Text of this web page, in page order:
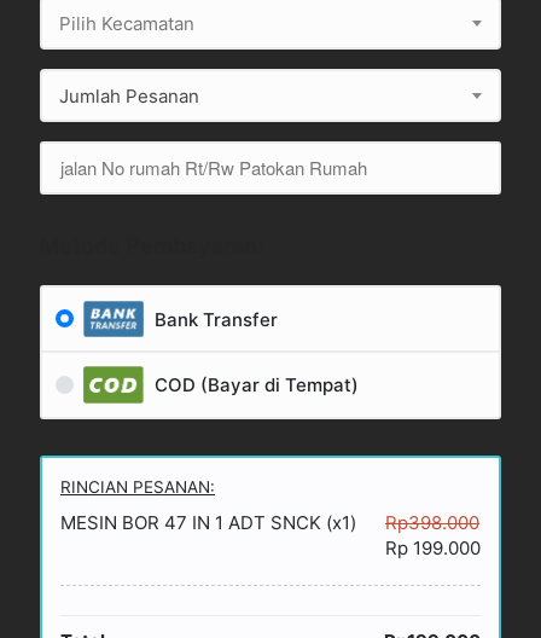
Pilih Kecamatan
Jumlah Pesanan
Bank Transfer
COD (Bayar di Tempat)
RINCIAN PESANAN:
MESIN BOR 47 IN 1 ADT SNCK (x1)
Rp398.000
Rp 199.000